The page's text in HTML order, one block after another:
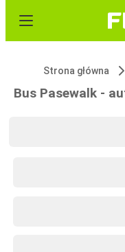
Strona główna
Bus Pasewalk -